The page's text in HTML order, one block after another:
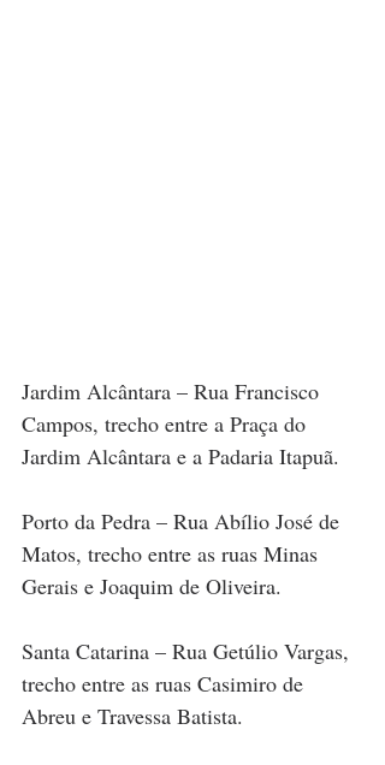
Jardim Alcântara – Rua Francisco
Campos, trecho entre a Praça do
Jardim Alcântara e a Padaria Itapuã.
Porto da Pedra – Rua Abílio José de
Matos, trecho entre as ruas Minas
Gerais e Joaquim de Oliveira.
Santa Catarina – Rua Getúlio Vargas,
trecho entre as ruas Casimiro de
Abreu e Travessa Batista.